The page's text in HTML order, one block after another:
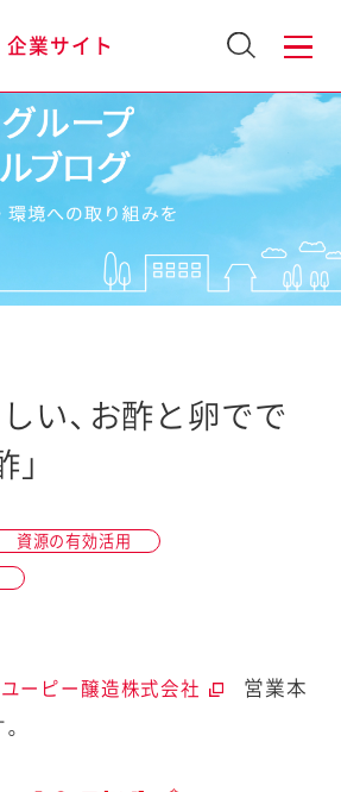
企業サイト
い、お酢と卵でで
資源の有効活用
ーピー醸造株式会社
営業本